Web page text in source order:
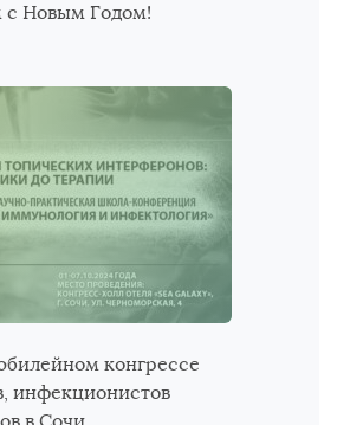
с Новым Годом!
конгрессе
инфекционистов